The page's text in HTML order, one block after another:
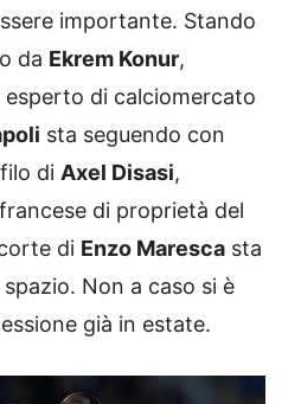
importante. Stando
da Ekrem Konur,
di calciomercato
sta seguendo con
di Axel Disasi,
di proprietà del
di Enzo Maresca sta
Non a caso si è
già in estate.